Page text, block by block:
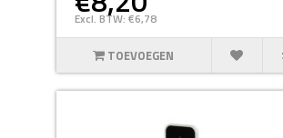
Excl. BTW: €6,78
TOEVOEGEN